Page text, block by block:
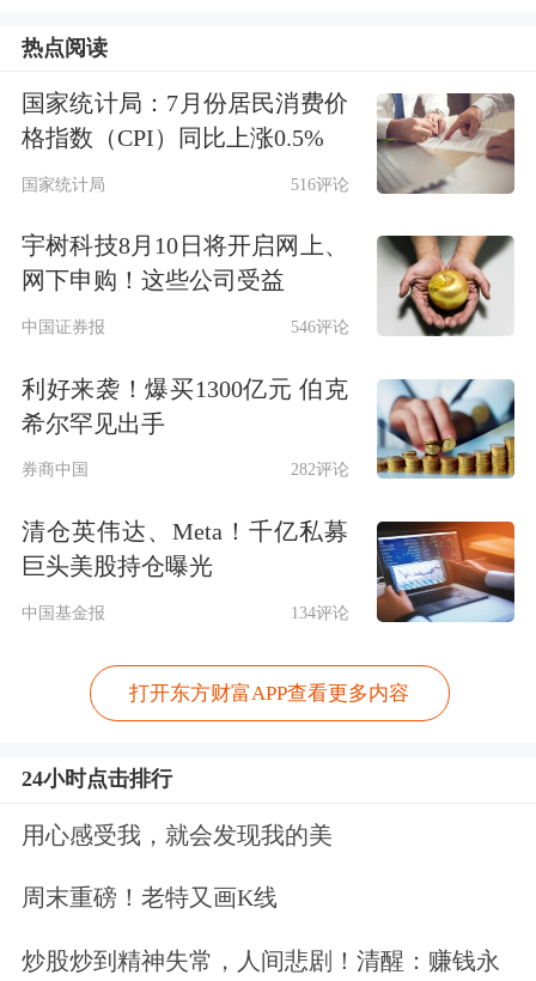
热点阅读
国家统计局：7月份居民消费价
格指数（CPI）同比上涨0.5%
国家统计局 516评论
宇树科技8月10日将开启网上、
网下申购！这些公司受益
中国证券报 546评论
利好来袭！爆买1300亿元 伯克
希尔罕见出手
券商中国 282评论
清仓英伟达、Meta！千亿私募
巨头美股持仓曝光
中国基金报 134评论
打开东方财富APP查看更多内容
24小时点击排行
用心感受我，就会发现我的美
周末重磅！老特又画K线
炒股炒到精神失常，人间悲剧！清醒：赚钱永